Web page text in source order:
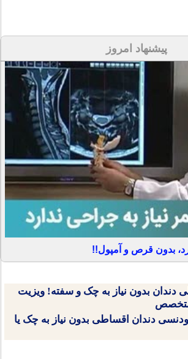
پیشنهاد امروز
بدون قرص و آمپول!!
دندان بدون نیاز به چک و سفته! ویزیت
متخصص
دندان اقساطی بدون نیاز به چک یا